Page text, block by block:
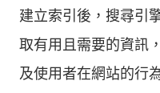
建立索引後，搜尋引
取有用且需要的資訊
及使用者在網站的行